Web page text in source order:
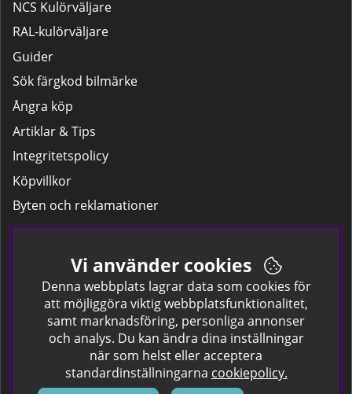
NCS Kulörväljare
RAL-kulörväljare
Guider
Sök färgkod bilmärke
Ångra köp
Artiklar & Tips
Integritetspolicy
Köpvillkor
Byten och reklamationer
Leverans
Hitta färgkoden på bilen.
Företagskund
Om oss
Om Spraycan
Vi använder cookies
Denna webbplats lagrar data som cookies för
att möjliggöra viktig webbplatsfunktionalitet,
samt marknadsföring, personliga annonser
och analys. Du kan ändra dina inställningar
när som helst eller acceptera
standardinställningarna cookiepolicy.